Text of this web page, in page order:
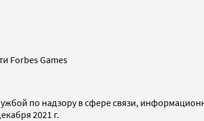
Forbes Games
по надзору в сфере связи,
2021 г.